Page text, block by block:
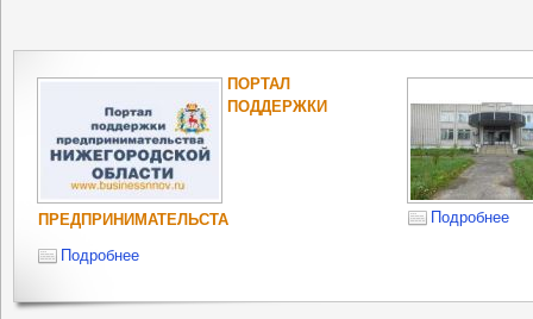
ПОРТАЛ
ПОДДЕРЖКИ
ПРЕДПРИНИМАТЕЛЬСТА
Подробнее
Подробнее